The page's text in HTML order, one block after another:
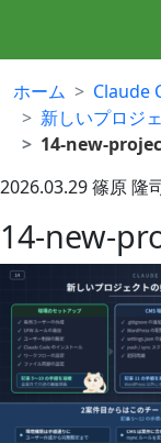
ホーム
Claude
新しいプロジ
14-new-
2026.03.29篠原 隆
14-new-